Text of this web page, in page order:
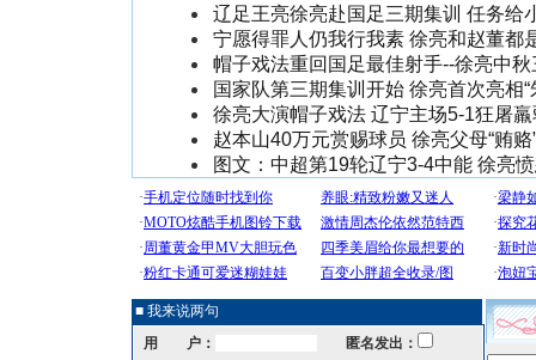
辽足王亮徐亮赴国足三期集训 任务给
宁愿得罪人仍我行我素 徐亮和赵董都
帽子戏法重回国足最佳射手--徐亮中
国家队第三期集训开始 徐亮首次亮相“
徐亮大演帽子戏法 辽宁主场5-1狂屠
赵本山40万元赏赐球员 徐亮父母“贿赂
图文：中超第19轮辽宁3-4中能 徐亮
■ 我来说两句
用 户：
匿名发出：